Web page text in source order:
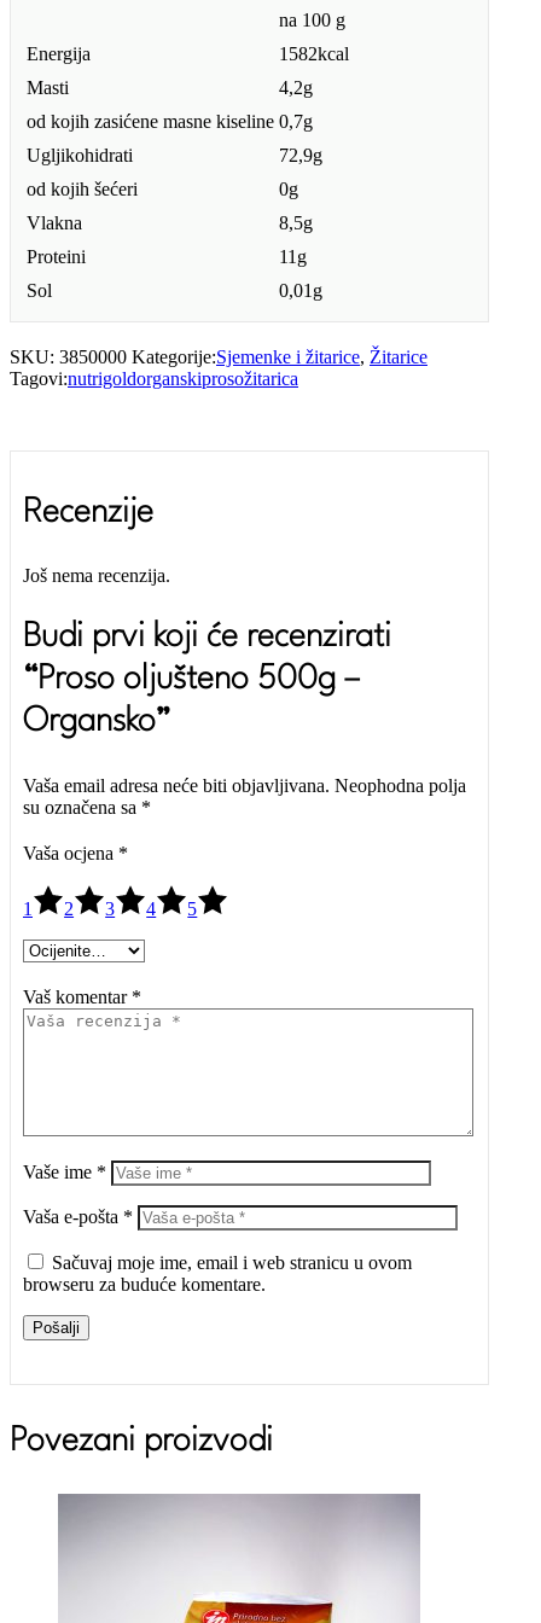
na 100 g
Energija
1582kcal
Masti
4,2g
od kojih zasićene masne kiseline 0,7g
Ugljikohidrati
72,9g
od kojih šećeri
0g
Vlakna
8,5g
Proteini
11g
Sol
0,01g
SKU: 3850000 Kategorije:Sjemenke i žitarice, Žitarice
Tagovi:nutrigoldorganskiprosožitarica
Recenzije
Još nema recenzija.
Budi prvi koji će recenzirati
“Proso oljušteno 500g –
Organsko”
Vaša email adresa neće biti objavljivana. Neophodna polja
su označena sa *
Vaša ocjena *
1 2 3 4 5
Vaš komentar *
Vaše ime *
Vaša e-pošta *
Sačuvaj moje ime, email i web stranicu u ovom
browseru za buduće komentare.
Pošalji
Povezani proizvodi